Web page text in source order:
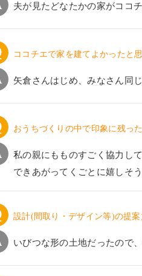
夫が見たどなたかの家がココ
ココチエで家を建てよかったと
矢倉さんはじめ、みなさん同
おうちづくりの中で印象に残っ
私の親にもものすごく協力し
できあがってくごとに嬉しそ
設計(間取り・デザイン等)の提
いびつな形の土地だったので